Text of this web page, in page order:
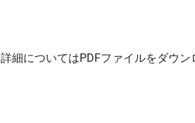
詳細についてはPDFファイルをダウ